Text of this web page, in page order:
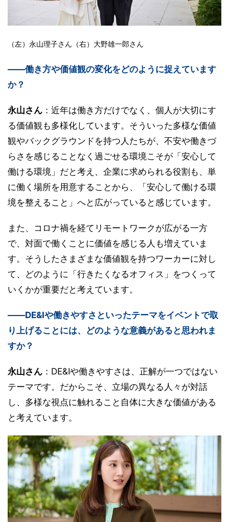
（左）永山理子さん（右）大野雄一郎さん
――働き方や価値観の変化をどのように捉えています
か？
永山さん ：近年は働き方だけでなく、個人が大切にす
る価値観も多様化しています。そういった多様な価値
観やバックグラウンドを持つ人たちが、不安や働きづ
らさを感じることなく過ごせる環境こそが「安心して
働ける環境」だと考え、企業に求められる役割も、単
に働く場所を用意することから、「安心して働ける環
境を整えること」へと広がっていると感じています。
また、コロナ禍を経てリモートワークが広がる一方
で、対面で働くことに価値を感じる人も増えていま
す。そうしたさまざまな価値観を持つワーカーに対し
て、どのように「行きたくなるオフィス」をつくって
いくかが重要だと考えています。
――DE&Iや働きやすさといったテーマをイベントで取
り上げることには、どのような意義があると思われま
すか？
永山さん ：DE&Iや働きやすさは、正解が一つではない
テーマです。だからこそ、立場の異なる人々が対話
し、多様な視点に触れること自体に大きな価値がある
と考えています。